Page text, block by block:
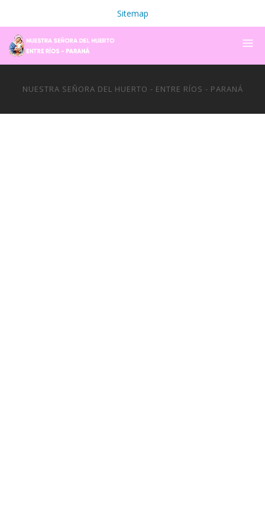
Sitemap
NUESTRA SEÑORA DEL HUERTO - ENTRE RÍOS - PARANÁ